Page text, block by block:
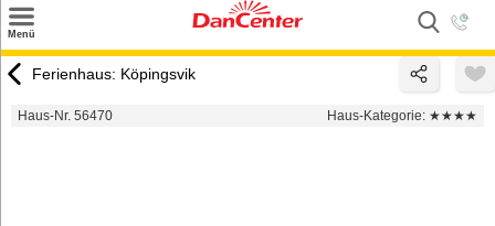
Menü
Urlaubsziele
Ferienhaus: Köpingsvik
Haus-Nr. 56470 Haus-Kategorie: ★★★★